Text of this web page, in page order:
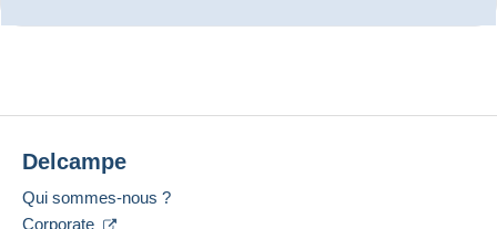
Delcampe
Qui sommes-nous ?
Corporate